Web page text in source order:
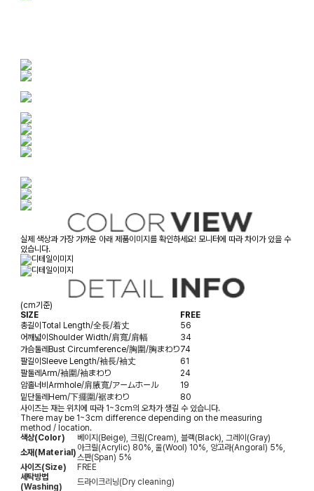
실제 색상과 가장 가까운 아래 제품이미지를 확인하세요! 모니터에 따라 차이가 있을 수
있습니다.
(cm기준)
SIZE
FREE
총길이Total Length/全長/着丈
56
어깨넓이Shoulder Width/肩寬/肩幅
34
가슴둘레Bust Circumference/胸圍/胸まわり74
팔길이Sleeve Length/袖長/袖丈
61
팔둘레Arm/袖圍/袖まわり
24
암홀너비Armhole/肩腋寬/アームホール
19
밑단둘레Hem/下擺圍/裾まわり
80
사이즈는 재는 위치에 따라 1~3cm의 오차가 생길 수 있습니다.
There may be 1~3cm difference depending on the measuring
method / location.
색상(Color)
베이지(Beige), 크림(Cream), 블랙(Black), 그레이(Gray)
소재(Material) 아크릴(Acrylic) 80%, 울(Wool) 10%, 앙고라(Angoral) 5%,
스판(Span) 5%
사이즈(Size)
FREE
세탁방법
(Washing)
드라이크리닝(Dry cleaning)